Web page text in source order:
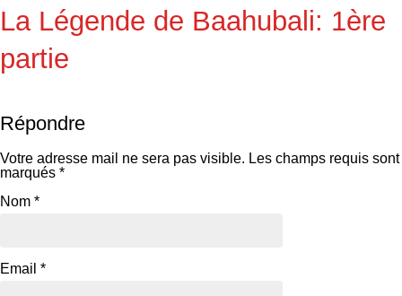
La Légende de Baahubali: 1ère
partie
Répondre
Votre adresse mail ne sera pas visible. Les champs requis sont
marqués *
Nom *
Email *